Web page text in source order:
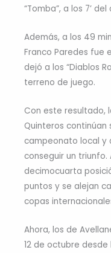
“Tomba”, a los 7’
Además, a los 49
Franco Paredes fue
dejó a los “Diablos
terreno de juego.
Con este resultado,
Quinteros continúan
campeonato local y
conseguir un
decimocuarta
puntos y se alejan
copas
Ahora, los de
12 de octubre desde